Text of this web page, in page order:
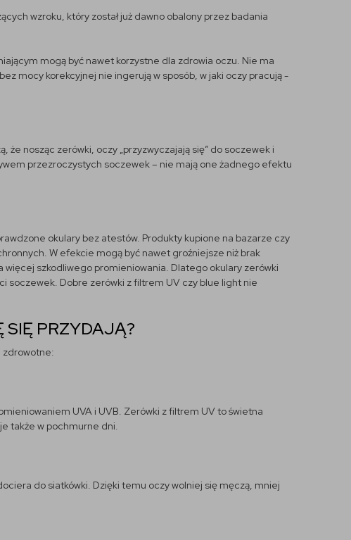
wzroku, który został już dawno obalony przez badania
mogą być nawet korzystne dla zdrowia oczu. Nie ma
mocy korekcyjnej nie ingerują w sposób, w jaki oczy pracują -
nosząc zerówki, oczy „przyzwyczajają się” do soczewek i
przezroczystych soczewek – nie mają one żadnego efektu
okulary bez atestów. Produkty kupione na bazarze czy
W efekcie mogą być nawet groźniejsze niż brak
więcej szkodliwego promieniowania. Dlatego okulary zerówki
soczewek. Dobre zerówki z filtrem UV czy blue light nie
SIĘ PRZYDAJĄ?
zdrowotne:
UVA i UVB. Zerówki z filtrem UV to świetna
także w pochmurne dni.
do siatkówki. Dzięki temu oczy wolniej się męczą, mniej